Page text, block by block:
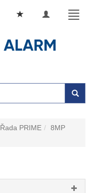
Toggle
Řada PRIME
8MP